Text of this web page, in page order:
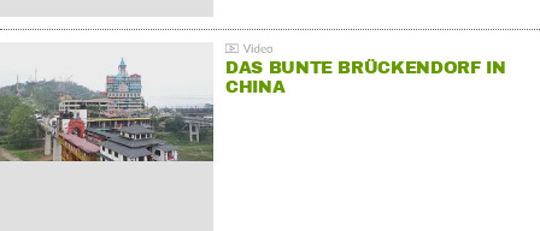
DAS BUNTE BRÜCKENDORF IN
CHINA